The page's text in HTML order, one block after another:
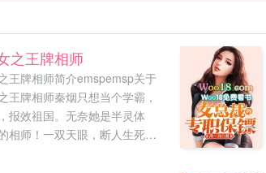
之王牌相师
王牌相师简介emspemsp关于
王牌相师秦烟只想当个学霸，
报效祖国。无奈她是半灵体
相师！一双天眼，断人生死！